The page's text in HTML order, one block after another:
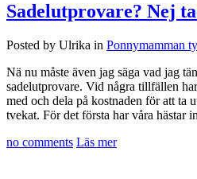
Sadelutprovare? Nej
Posted by Ulrika in Ponnymamman
Nä nu måste även jag säga vad jag
sadelutprovare. Vid några tillfällen
med och dela på kostnaden för att ta
tvekat. För det första har våra hästar
no comments Läs mer